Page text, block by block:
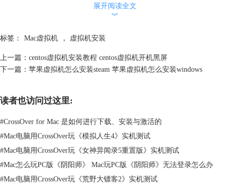
选择‘移动到“应用程序”文件夹中’。
展开阅读全文
︾
标签： Mac虚拟机 ， 虚拟机安装
上一篇： centos虚拟机安装教程 centos虚拟机开机黑屏
下一篇： 苹果虚拟机怎么安装steam 苹果虚拟机怎么安装windows
读者也访问过这里:
#CrossOver for Mac 是如何进行下载、安装与激活的
#Mac电脑用CrossOver玩《模拟人生4》实机测试
#Mac电脑用CrossOver玩《女神异闻录5重置版》实机测试
#Mac怎么玩PC版《阴阳师》 Mac玩PC版《阴阳师》无法登录怎么办
#Mac电脑用CrossOver玩《荒野大镖客2》实机测试